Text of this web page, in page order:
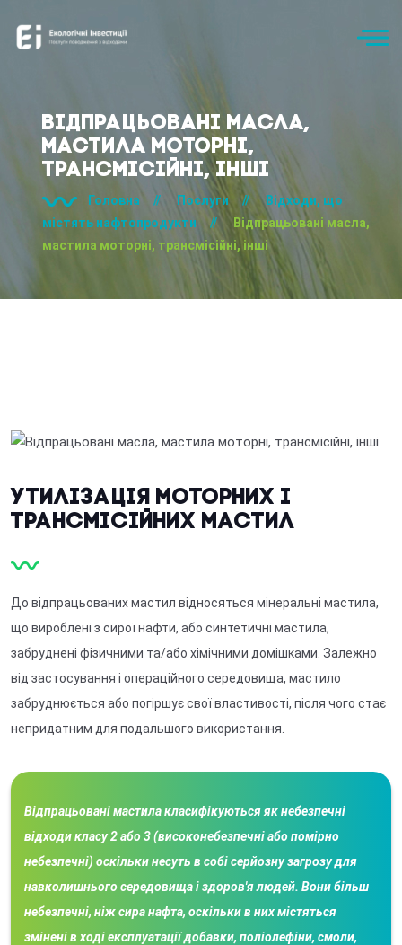
Відпрацьовані масла,
мастила моторні,
трансмісійні, інші
Головна // Послуги //
Відходи, що
містять нафтопродукти
//
Відпрацьовані масла,
мастила моторні, трансмісійні, інші
Утилізація моторних і
трансмісійних мастил
До відпрацьованих мастил відносяться мінеральні мастила,
що вироблені з сирої нафти, або синтетичні мастила,
забруднені фізичними та/або хімічними домішками. Залежно
від застосування і операційного середовища, мастило
забруднюється або погіршує свої властивості, після чого стає
непридатним для подальшого використання.
Відпрацьовані мастила класифікуються як небезпечні
відходи класу 2 або 3 (високонебезпечні або помірно
небезпечні) оскільки несуть в собі серйозну загрозу для
навколишнього середовища і здоров'я людей. Вони більш
небезпечні, ніж сира нафта, оскільки в них містяться
змінені в ході експлуатації добавки, поліолефіни, смоли,